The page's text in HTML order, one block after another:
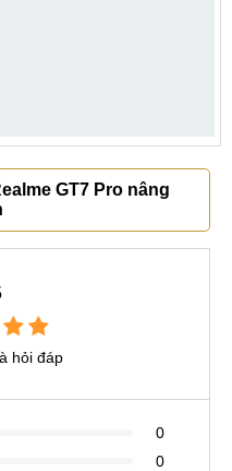
GT7 Pro nâng
hỏi đáp
0
0